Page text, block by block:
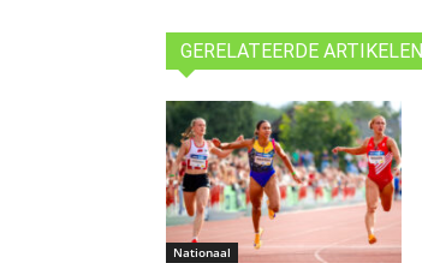
GERELATEERDE ARTIKELEN
Nationaal